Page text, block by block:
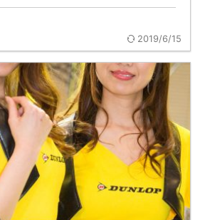
2019/6/15